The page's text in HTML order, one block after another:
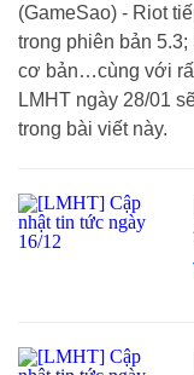
(GameSao) - Riot
trong phiên bản
cơ bản…cùng với
LMHT ngày 28/01
trong bài viết này.